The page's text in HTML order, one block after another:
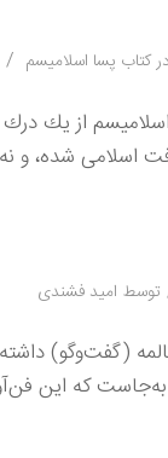
در کتاب پسا اسلامیسم /
از یك درك
اسلامی شده، و
توسط امید فشندی
(گفت‌وگو)
به‌جاست كه این